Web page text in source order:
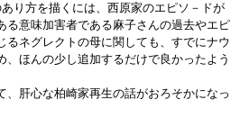
り方を描くには、西原家のエピソ－ドが
る意味加害者である麻子さんの過去やエピ
るネグレクトの母に関しても、すでにナウ
、ほんの少し追加するだけで良かったよう
、肝心な柏崎家再生の話がおろそかになっ